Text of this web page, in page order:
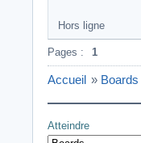
Hors ligne
Pages : 1
Accueil » Boards
Atteindre